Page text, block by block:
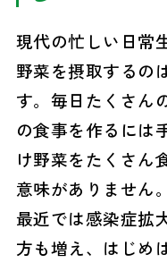
現代の忙しい日常
野菜を摂取するの
す。毎日たくさん
の食事を作るには
け野菜をたくさん
意味がありません。
最近では感染症拡
方も増え、はじめ